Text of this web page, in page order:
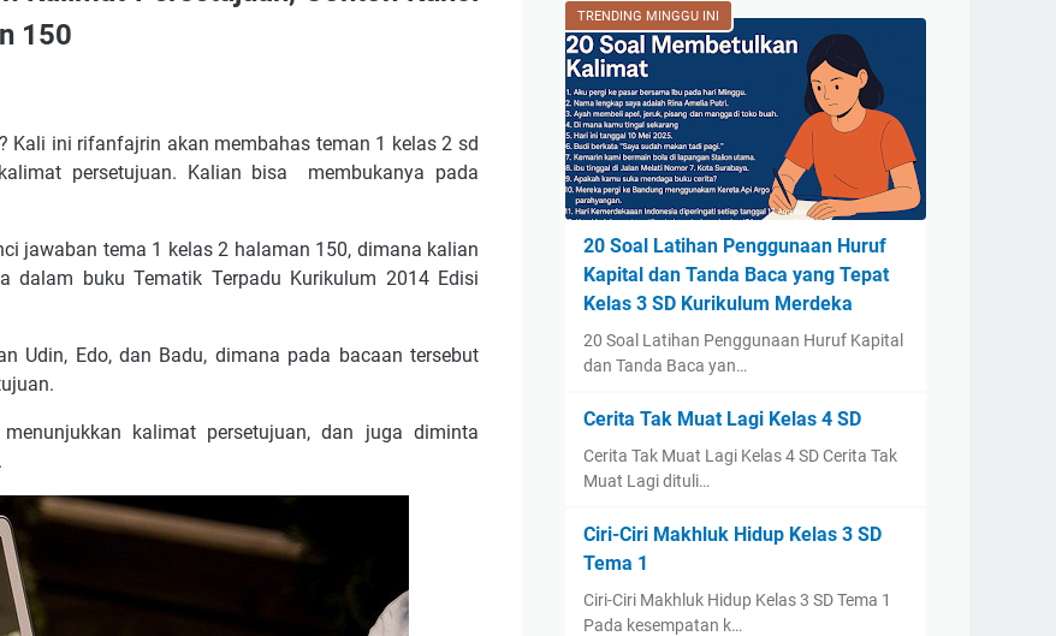
150
Kali ini rifanfajrin akan membahas teman 1 kelas 2 sd
persetujuan. Kalian bisa membukanya pada
jawaban tema 1 kelas 2 halaman 150, dimana kalian
buku Tematik Terpadu Kurikulum 2014 Edisi
Udin, Edo, dan Badu, dimana pada bacaan tersebut
kalimat persetujuan, dan juga diminta
TRENDING MINGGU INI
20 Soal Latihan Penggunaan Huruf
Kapital dan Tanda Baca yang Tepat
Kelas 3 SD Kurikulum Merdeka
20 Soal Latihan Penggunaan Huruf Kapital
dan Tanda Baca yan…
Cerita Tak Muat Lagi Kelas 4 SD
Cerita Tak Muat Lagi Kelas 4 SD Cerita Tak
Muat Lagi dituli…
Ciri-Ciri Makhluk Hidup Kelas 3 SD
Tema 1
Ciri-Ciri Makhluk Hidup Kelas 3 SD Tema 1
Pada kesempatan k…